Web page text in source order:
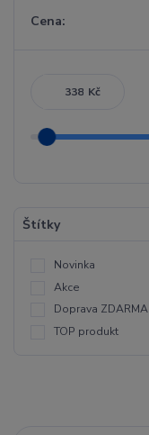
Cena:
Kč
Štítky
Novinka
Akce
Doprava ZDARMA
TOP produkt